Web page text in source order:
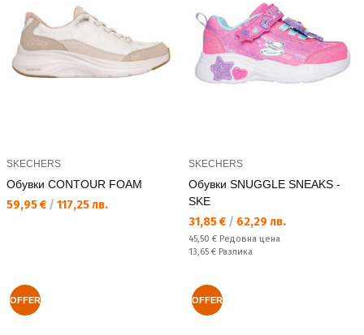
SKECHERS
Обувки CONTOUR FOAM
Текуща цена:
59,95 € / 117,25 лв.
SKECHERS
Обувки SNUGGLE SNEAKS -
SKE
Текуща цена:
31,85 € / 62,29 лв.
Редовна цена:
45,50 € Редовна цена
Спестявате:
13,65 € Разлика
OFFER OFFER